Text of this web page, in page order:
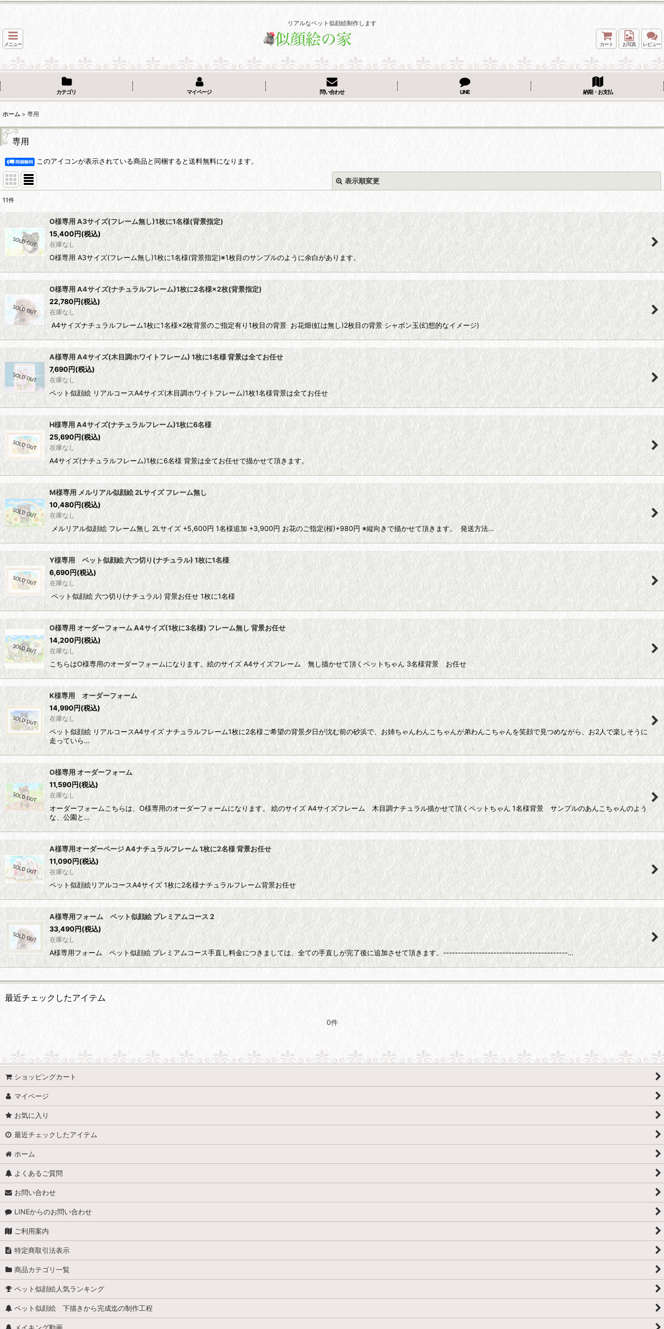
リアルなペット似顔絵制作します
メニュー カート お写真 レビュー
カテゴリ マイページ 問い合わせ LINE 納期・お支払
ホーム > 専用
専用
このアイコンが表示されている商品と同梱すると送料無料になります。
表示順変更
並び順:
絞り込む
11件
O様専用 A3サイズ(フレーム無し)1枚に1名様(背景指定)
15,400円(税込)
在庫なし
O様専用 A3サイズ(フレーム無し)1枚に1名様(背景指定)※1枚目のサンプルのように余白があります。
O様専用 A4サイズ(ナチュラルフレーム)1枚に2名様×2枚(背景指定)
22,780円(税込)
在庫なし
A4サイズナチュラルフレーム1枚に1名様×2枚背景のご指定有り1枚目の背景 お花畑(虹は無し)2枚目の背景 シャボン玉(幻想的なイメージ)
A様専用 A4サイズ(木目調ホワイトフレーム) 1枚に1名様 背景は全てお任せ
7,690円(税込)
在庫なし
ペット似顔絵 リアルコースA4サイズ(木目調ホワイトフレーム)1枚1名様背景は全てお任せ
H様専用 A4サイズ(ナチュラルフレーム)1枚に6名様
25,690円(税込)
在庫なし
A4サイズ(ナチュラルフレーム)1枚に6名様 背景は全てお任せで描かせて頂きます。
M様専用 メルリアル似顔絵 2Lサイズ フレーム無し
10,480円(税込)
在庫なし
メルリアル似顔絵 フレーム無し 2Lサイズ +5,600円 1名様追加 +3,900円 お花のご指定(桜)+980円 ※縦向きで描かせて頂きます。 発送方法…
Y様専用 ペット似顔絵 六つ切り(ナチュラル) 1枚に1名様
6,690円(税込)
在庫なし
ペット似顔絵 六つ切り(ナチュラル) 背景お任せ 1枚に1名様
O様専用 オーダーフォーム A4サイズ(1枚に3名様) フレーム無し 背景お任せ
14,200円(税込)
在庫なし
こちらはO様専用のオーダーフォームになります。絵のサイズ A4サイズフレーム 無し描かせて頂くペットちゃん 3名様背景 お任せ
K様専用 オーダーフォーム
14,990円(税込)
在庫なし
ペット似顔絵 リアルコースA4サイズ ナチュラルフレーム1枚に2名様ご希望の背景夕日が沈む前の砂浜で、お姉ちゃんわんこちゃんが弟わんこちゃんを笑顔で見つめながら、お2人で楽しそうに
走っていら…
O様専用 オーダーフォーム
11,590円(税込)
在庫なし
オーダーフォームこちらは、O様専用のオーダーフォームになります。 絵のサイズ A4サイズフレーム 木目調ナチュラル描かせて頂くペットちゃん 1名様背景 サンプルのあんこちゃんのよう
な、公園と…
A様専用オーダーページ A4ナチュラルフレーム 1枚に2名様 背景お任せ
11,090円(税込)
在庫なし
ペット似顔絵リアルコースA4サイズ 1枚に2名様ナチュラルフレーム背景お任せ
A様専用フォーム ペット似顔絵 プレミアムコース 2
33,490円(税込)
在庫なし
A様専用フォーム ペット似顔絵 プレミアムコース手直し料金につきましては、全ての手直しが完了後に追加させて頂きます。------------------------------------------…
最近チェックしたアイテム
0件
ショッピングカート
マイページ
お気に入り
最近チェックしたアイテム
ホーム
よくあるご質問
お問い合わせ
LINEからのお問い合わせ
ご利用案内
特定商取引法表示
商品カテゴリ一覧
ペット似顔絵人気ランキング
ペット似顔絵 下描きから完成迄の制作工程
メイキング動画